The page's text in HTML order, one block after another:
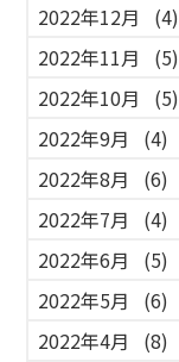
2022年12月
(4)
2022年11月
(5)
2022年10月
(5)
2022年9月
(4)
2022年8月
(6)
2022年7月
(4)
2022年6月
(5)
2022年5月
(6)
2022年4月
(8)